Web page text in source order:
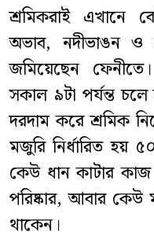
শ্রমিকরাই এখানে
অভাব, নদীভাঙন ও
জমিয়েছেন
সকাল ৯টা পর্যন্ত চলে
দরদাম করে শ্রমিক
মজুরি নির্ধারিত হয়
কেউ ধান কাটার
পরিষ্কার, আবার কেউ
থাকেন।